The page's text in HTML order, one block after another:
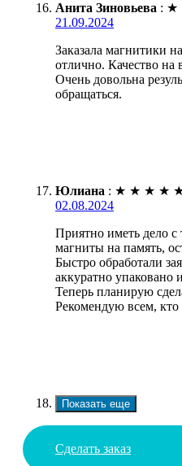
Анита Зиновьева : ★
21.09.2024
Заказала магнитики
отлично. Качество на
Очень довольна
обращаться.
Юлиана : ★ ★ ★ ★
02.08.2024
Приятно иметь дело с
магниты на память,
Быстро обработали
аккуратно упаковано
Теперь планирую
Рекомендую всем,
Показать еще
Сделать заказ